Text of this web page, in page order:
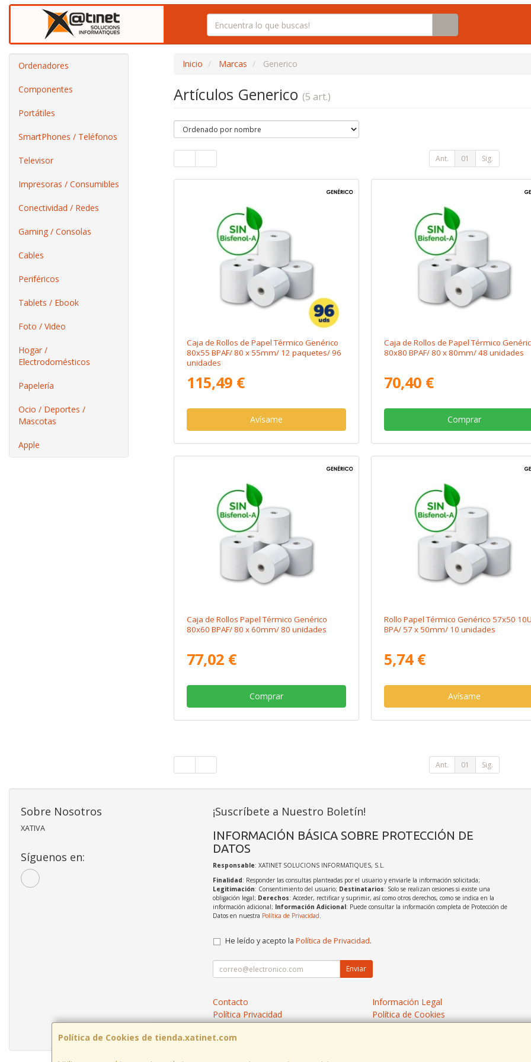
Ordenadores
Componentes
Portátiles
SmartPhones / Teléfonos
Televisor
Impresoras / Consumibles
Conectividad / Redes
Gaming / Consolas
Cables
Periféricos
Tablets / Ebook
Foto / Video
Hogar /
Electrodomésticos
Papelería
Ocio / Deportes /
Mascotas
Apple
Inicio Marcas Generico
Artículos Generico (5 art.)
Ant. 01 Sig.
Caja de Rollos de Papel Térmico Genérico
80x55 BPAF/ 80 x 55mm/ 12 paquetes/ 96
unidades
115,49 €
Avísame
Caja de Rollos de Papel Térmico
80x80 BPAF/ 80 x 80mm/ 48 unidades
70,40 €
Comprar
Caja de Rollos Papel Térmico Genérico
80x60 BPAF/ 80 x 60mm/ 80 unidades
77,02 €
Comprar
Rollo Papel Térmico Genérico 57x50 10U
BPA/ 57 x 50mm/ 10 unidades
5,74 €
Avísame
Ant. 01 Sig.
Política de Cookies de tienda.xatinet.com
Sobre Nosotros
XATIVA
Síguenos en:
¡Suscríbete a Nuestro Boletín!
INFORMACIÓN BÁSICA SOBRE PROTECCIÓN DE
DATOS
Responsable: XATINET SOLUCIONS INFORMATIQUES, S.L.
Finalidad: Responder las consultas planteadas por el usuario y enviarle la información solicitada;
Legitimación: Consentimiento del usuario; Destinatarios: Solo se realizan cesiones si existe una
obligación legal; Derechos: Acceder, rectificar y suprimir, así como otros derechos, como se indica en la
información adicional; Información Adicional: Puede consultar la información completa de Protección de
Datos en nuestra Política de Privacidad.
He leído y acepto la Política de Privacidad.
Enviar
Contacto
Información Legal
Política Privacidad
Política de Cookies